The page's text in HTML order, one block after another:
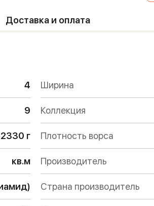
Доставка и оплата
4 Ширина
9 Коллекция
2330 г Плотность ворса
кв.м Производитель
Страна производитель